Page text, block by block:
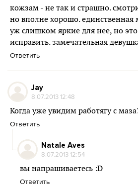
кожзам - не так и страшно.
но вполне хорошо. единственная
уж слишком яркие для нее, но
исправить. замечательная
Ответить
Jay
8.07.2013 12:48
Когда уже увидим работягу с
Ответить
Natale Aves
8.07.2013 12:54
вы напрашиваетесь :D
Ответить